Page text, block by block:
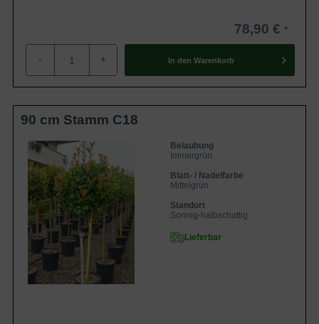
78,90 €
- + In den Warenkorb
90 cm Stamm C18
Belaubung
Immergrün
Blatt- / Nadelfarbe
Mittelgrün
Standort
Sonnig-halbschattig
Lieferbar